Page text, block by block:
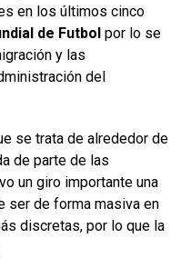
en los últimos cinco
de Futbol por lo se
y las
del
se trata de alrededor de
de parte de las
un giro importante una
ser de forma masiva en
discretas, por lo que la